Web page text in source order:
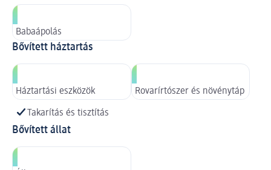
Babaápolás
Bővített háztartás
Háztartási eszközök Rovarírtószer és növénytáp
Takarítás és tisztítás
Bővített állat